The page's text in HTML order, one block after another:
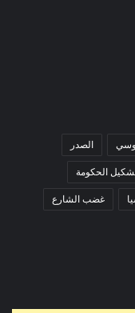
الصدر
الحكومة
غضب الشارع